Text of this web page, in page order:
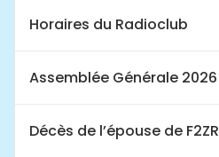
Horaires du Radioclub
Assemblée Générale 2026
Décès de l’épouse de F2ZR